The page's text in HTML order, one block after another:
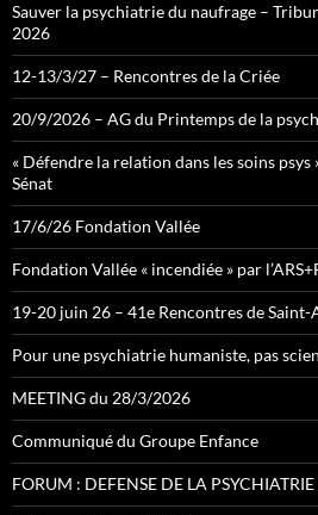
Sauver la psychiatrie du naufrage –
2026
12-13/3/27 – Rencontres de la Criée
20/9/2026 – AG du Printemps de la
« Défendre la relation dans les soins
Sénat
17/6/26 Fondation Vallée
Fondation Vallée « incendiée » par
19-20 juin 26 – 41e Rencontres de Saint-
Pour une psychiatrie humaniste, pas
MEETING du 28/3/2026
Communiqué du Groupe Enfance
FORUM : DEFENSE DE LA